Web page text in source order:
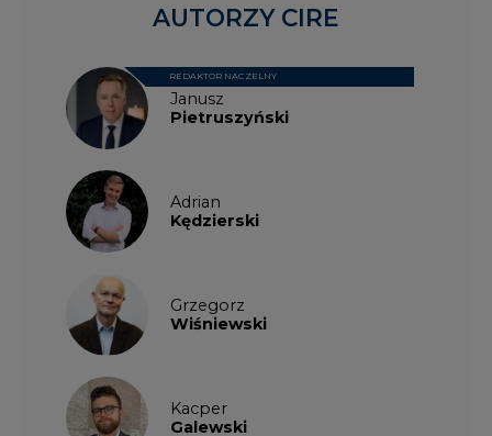
Janusz
Pietruszyński
REDAKTOR NACZELNY
Adrian
Kędzierski
Grzegorz
Wiśniewski
Kacper
Galewski
AUTORZY CIRE